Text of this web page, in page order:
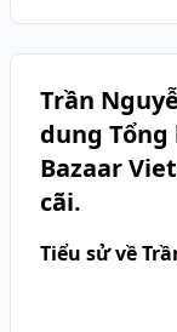
Trần
dung
Bazaar
cãi.
Tiểu sử về